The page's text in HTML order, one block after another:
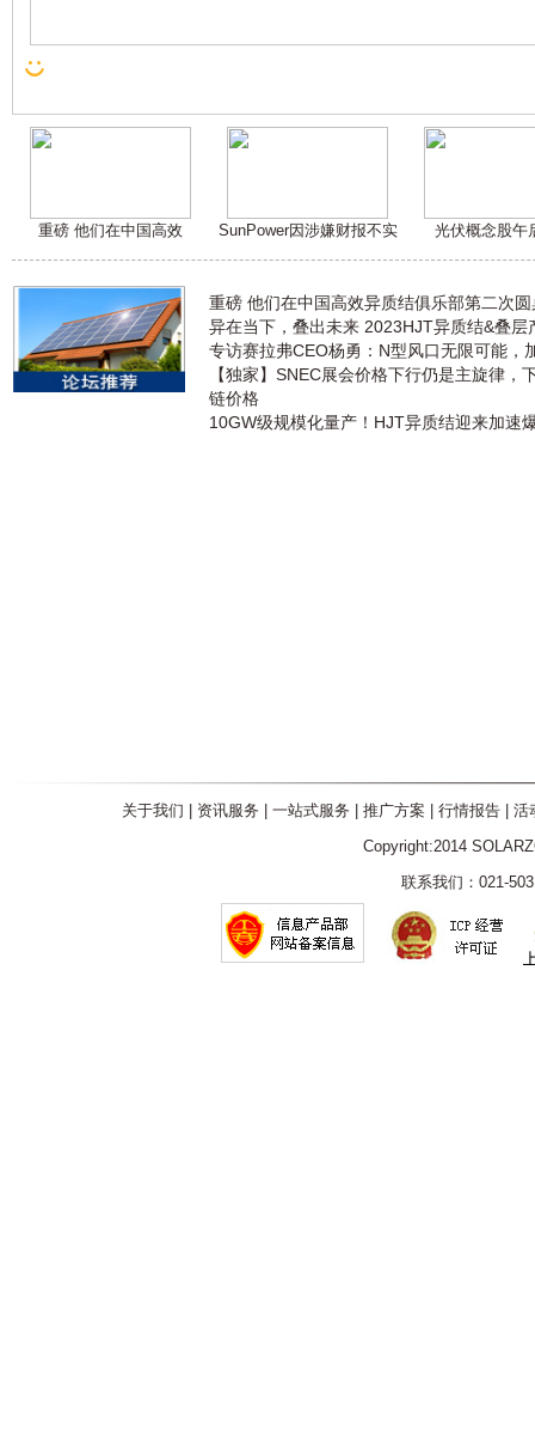
重磅 他们在中国高效 SunPower因涉嫌财报不实 光伏概念股午
重磅 他们在中国高效异质结俱乐部第二次
异在当下，叠出未来 2023HJT异质结&叠层
专访赛拉弗CEO杨勇：N型风口无限可能，
【独家】SNEC展会价格下行仍是主旋律，
链价格
10GW级规模化量产！HJT异质结迎来加速
关于我们 资讯服务 一站式服务 推广方案 行情报告| 活
Copyright:2014
联系我们：021-